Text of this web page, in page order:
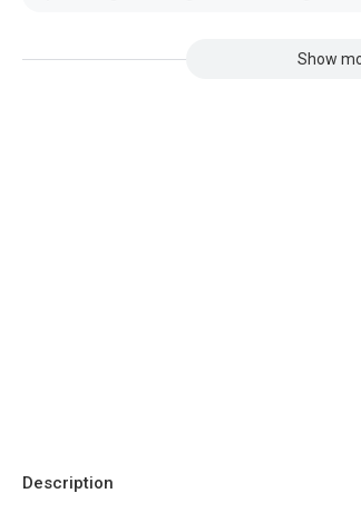
Show
Description